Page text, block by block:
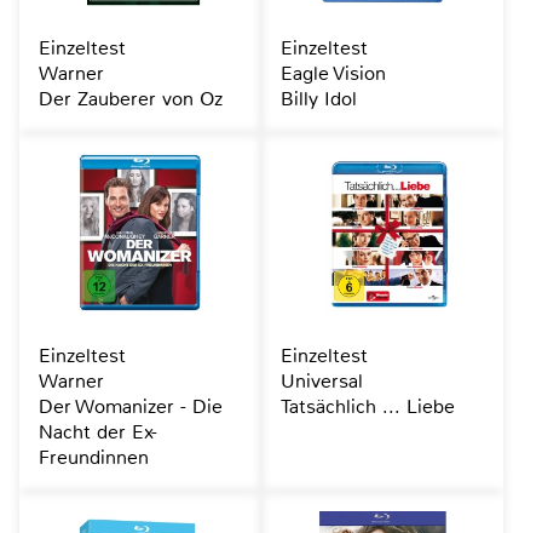
Einzeltest
Warner
Der Zauberer von Oz
Einzeltest
Eagle Vision
Billy Idol
Einzeltest
Warner
Der Womanizer - Die
Nacht der Ex-
Freundinnen
Einzeltest
Universal
Tatsächlich ... Liebe